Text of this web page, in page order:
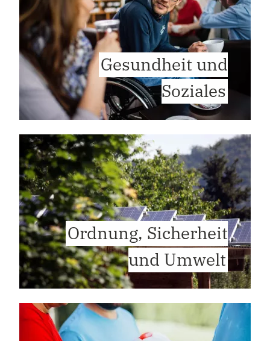
Gesundheit und
Soziales
Ordnung, Sicherheit
und Umwelt